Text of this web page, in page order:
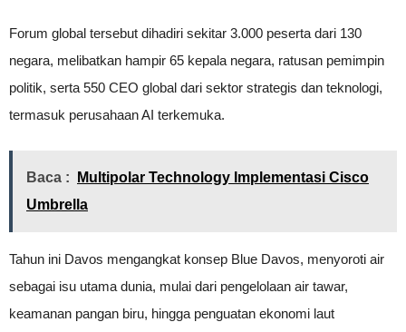
Forum global tersebut dihadiri sekitar 3.000 peserta dari 130
negara, melibatkan hampir 65 kepala negara, ratusan pemimpin
politik, serta 550 CEO global dari sektor strategis dan teknologi,
termasuk perusahaan AI terkemuka.
Baca :
Multipolar Technology Implementasi Cisco
Umbrella
Tahun ini Davos mengangkat konsep Blue Davos, menyoroti air
sebagai isu utama dunia, mulai dari pengelolaan air tawar,
keamanan pangan biru, hingga penguatan ekonomi laut